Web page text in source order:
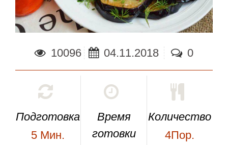
10096 04.11.2018 0
Подготовка
5 Мин.
Время
готовки
Количество
4Пор.